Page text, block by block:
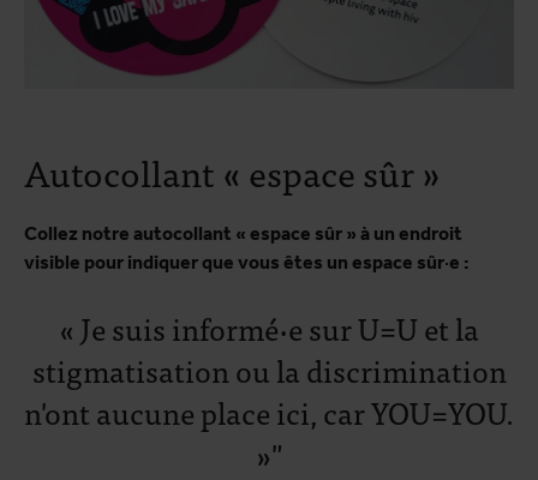
Autocollant « espace sûr »
Collez notre autocollant « espace sûr » à un endroit
visible pour indiquer que vous êtes un espace sûr·e :
« Je suis informé·e sur U=U et la
stigmatisation ou la discrimination
n'ont aucune place ici, car YOU=YOU.
»"